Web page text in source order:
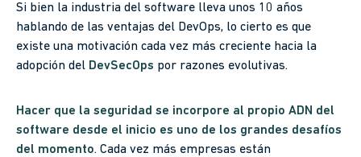
Si bien la industria del software lleva unos 10 años
hablando de las ventajas del DevOps, lo cierto es que
existe una motivación cada vez más creciente hacia la
adopción del DevSecOps por razones evolutivas.
Hacer que la seguridad se incorpore al propio ADN del
software desde el inicio es uno de los grandes desafíos
del momento. Cada vez más empresas están